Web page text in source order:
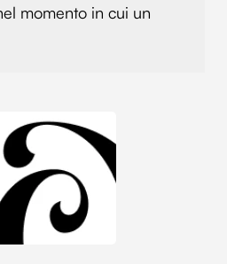
momento in cui un